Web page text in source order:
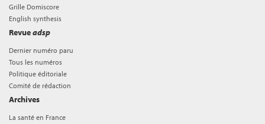
Grille Domiscore
English synthesis
Revueadsp
Dernier numéro paru
Tous les numéros
Politique éditoriale
Comité de rédaction
Archives
La santé en France